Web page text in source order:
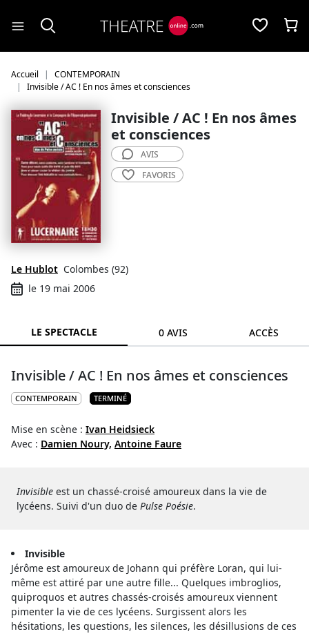
Accueil
CONTEMPORAIN
Invisible / AC ! En nos âmes et consciences
Invisible / AC ! En nos âmes
et consciences
Le Hublot Colombes (92)
le 19 mai 2006
AVIS
FAVORIS
LE SPECTACLE 0 AVIS ACCÈS
Invisible / AC ! En nos âmes et consciences
CONTEMPORAIN TERMINÉ
Mise en scène : Ivan Heidsieck
Avec : Damien Noury, Antoine Faure
Invisible est un chassé-croisé amoureux dans la vie de
lycéens. Suivi d'un duo de Pulse Poésie.
Invisible
Jérôme est amoureux de Johann qui préfère Loran, qui lui-
même est attiré par une autre fille... Quelques imbroglios,
quiproquos et autres chassés-croisés amoureux viennent
pimenter la vie de ces lycéens. Surgissent alors les
hésitations, les questions, les silences, les désillusions de ces